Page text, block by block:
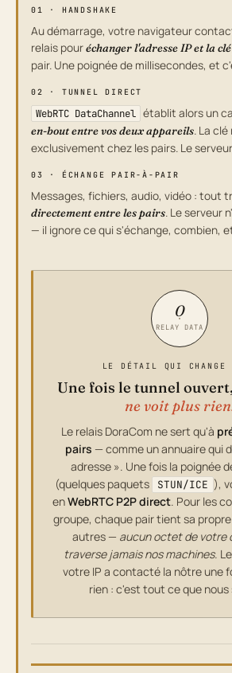
01 · HANDSHAKE
Au démarrage, votre navigateur
relais pouréchanger l'adresse IP et la
pair. Une poignée de millisecondes, et
02 · TUNNEL DIRECT
WebRTC DataChannel établit alors un
en-bout entre vos deux appareils. La
exclusivement chez les pairs. Le
03 · ÉCHANGE PAIR-À-PAIR
Messages, fichiers, audio, vidéo : tout
directement entre les pairs. Le serveur
— il ignore ce qui s'échange, combien,
0
RELAY DATA
LE DÉTAIL QUI CHANGE
Une fois le tunnel ouvert,
ne voit plus
Le relais DoraCom ne sert qu'à
pairs — comme un annuaire qui
adresse ». Une fois la poignée
(quelques paquets
STUN/ICE ),
enWebRTC P2P direct. Pour les
groupe, chaque pair tient sa
autres — aucun octet de votre
traverse jamais nos machines.
votre IP a contacté la nôtre une
rien : c'est tout ce que nous